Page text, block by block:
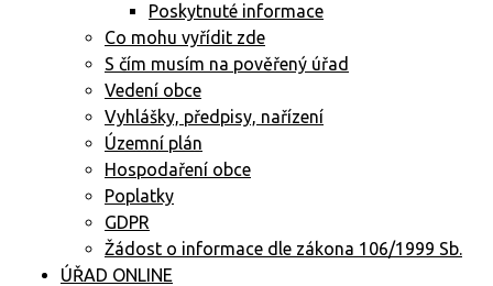
Poskytnuté informace
Co mohu vyřídit zde
S čím musím na pověřený úřad
Vedení obce
Vyhlášky, předpisy, nařízení
Územní plán
Hospodaření obce
Poplatky
GDPR
Žádost o informace dle zákona 106/1999 Sb.
ÚŘAD ONLINE